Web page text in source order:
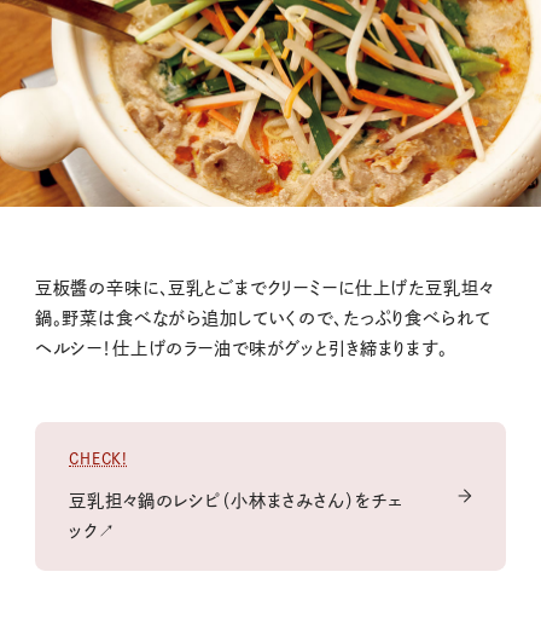
豆板醬の辛味に、豆乳とごまでクリーミーに仕上げた豆乳坦々
鍋。野菜は食べながら追加していくので、たっぷり食べられて
ヘルシー！仕上げのラー油で味がグッと引き締まります。
CHECK!
豆乳担々鍋のレシピ（小林まさみさん）をチェ
ック↗